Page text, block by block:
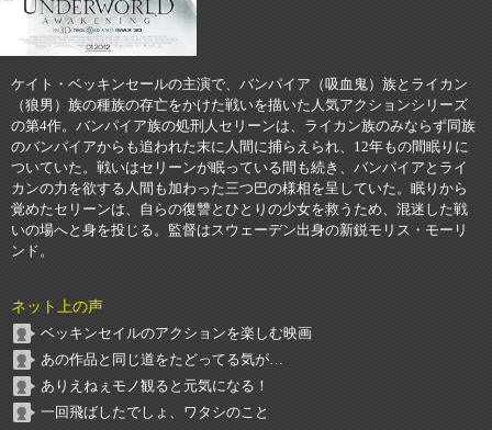
ケイト・ベッキンセールの主演で、バンパイア（吸血鬼）族とライカン
（狼男）族の種族の存亡をかけた戦いを描いた人気アクションシリーズ
の第4作。バンパイア族の処刑人セリーンは、ライカン族のみならず同族
のバンパイアからも追われた末に人間に捕らえられ、12年もの間眠りに
ついていた。戦いはセリーンが眠っている間も続き、バンパイアとライ
カンの力を欲する人間も加わった三つ巴の様相を呈していた。眠りから
覚めたセリーンは、自らの復讐とひとりの少女を救うため、混迷した戦
いの場へと身を投じる。監督はスウェーデン出身の新鋭モリス・モーリ
ンド。
ネット上の声
ベッキンセイルのアクションを楽しむ映画
あの作品と同じ道をたどってる気が…
ありえねぇモノ観ると元気になる！
一回飛ばしたでしょ、ワタシのこと